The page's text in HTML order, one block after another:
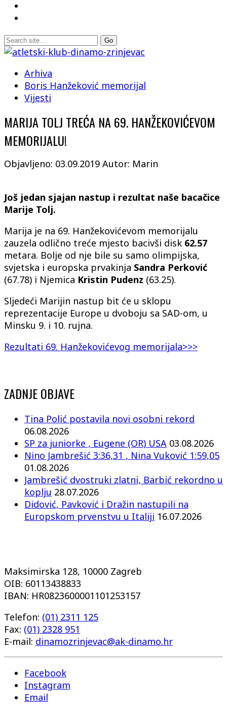
Arhiva
Boris Hanžeković memorijal
Vijesti
MARIJA TOLJ TREĆA NA 69. HANŽEKOVIĆEVOM
MEMORIJALU!
Objavljeno: 03.09.2019 Autor: Marin
Još jedan sjajan nastup i rezultat naše bacačice
Marije Tolj.
Marija je na 69. Hanžekovićevom memorijalu
zauzela odlično treće mjesto bacivši disk 62.57
metara. Bolje od nje bile su samo olimpijska,
svjetska i europska prvakinja Sandra Perković
(67.78) i Njemica Kristin Pudenz (63.25).
Sljedeći Marijin nastup bit će u sklopu
reprezentacije Europe u dvoboju sa SAD-om, u
Minsku 9. i 10. rujna.
Rezultati 69. Hanžekovićevog memorijala>>>
ZADNJE OBJAVE
Tina Polić postavila novi osobni rekord
06.08.2026
SP za juniorke , Eugene (OR) USA 03.08.2026
Nino Jambrešić 3:36,31 , Nina Vuković 1:59,05
01.08.2026
Jambrešić dvostruki zlatni, Barbić rekordno u
koplju 28.07.2026
Didović, Pavković i Dražin nastupili na
Europskom prvenstvu u Italiji 16.07.2026
Maksimirska 128, 10000 Zagreb
OIB: 60113438833
IBAN: HR0823600001101253157
Telefon: (01) 2311 125
Fax: (01) 2328 951
E-mail: dinamozrinjevac@ak-dinamo.hr
Facebook
Instagram
Email